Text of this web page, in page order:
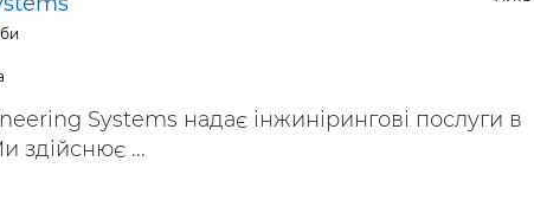
Systems надає інжинірингові послуги в
здійснює ...